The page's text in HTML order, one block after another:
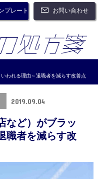
プレート お問い合わせ
われる理由～退職者を減らす改善点
2019.09.04
など）がブラッ
職者を減らす改